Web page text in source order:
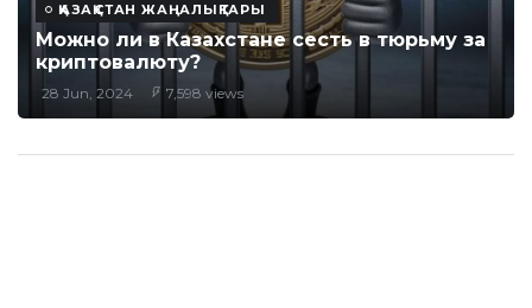
ҚАЗАҚСТАН ЖАҢАЛЫҚТАРЫ
Можно ли в Казахстане сесть в тюрьму за
криптовалюту?
28 Jun, 2024 7,598 views